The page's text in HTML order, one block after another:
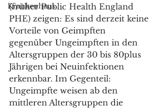
Krankenhaus
(früher Public Health England
PHE) zeigen: Es sind derzeit keine
Vorteile von Geimpften
gegenüber Ungeimpften in den
Altersgruppen der 30 bis 80plus
Jährigen bei Neuinfektionen
erkennbar. Im Gegenteil:
Ungeimpfte weisen ab den
mittleren Altersgruppen die